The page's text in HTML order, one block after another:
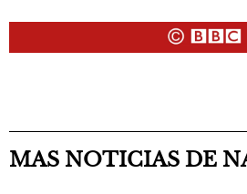
MAS NOTICIAS DE